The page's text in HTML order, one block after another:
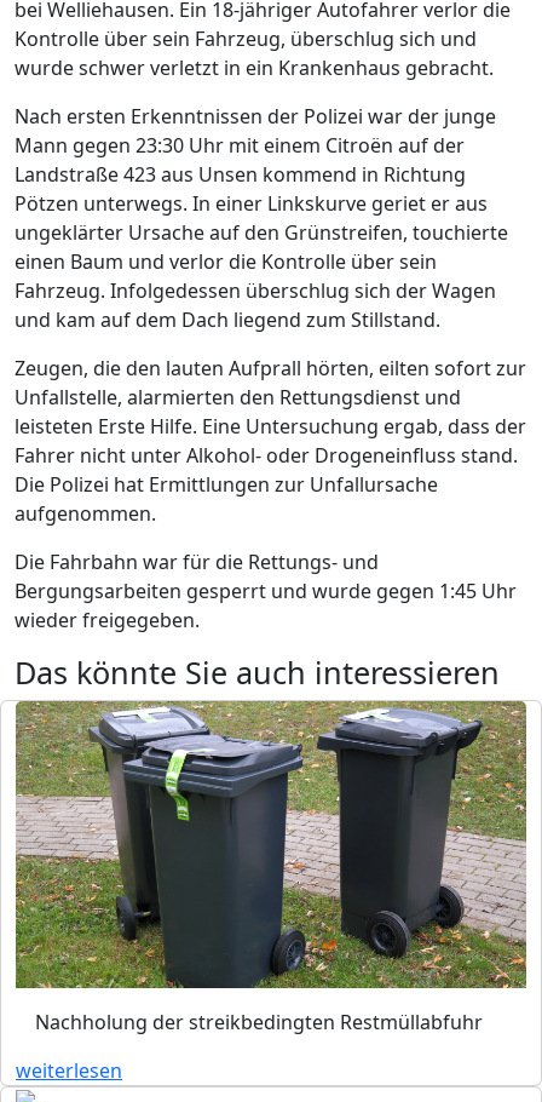
bei Welliehausen. Ein 18-jähriger Autofahrer verlor die
Kontrolle über sein Fahrzeug, überschlug sich und
wurde schwer verletzt in ein Krankenhaus gebracht.
Nach ersten Erkenntnissen der Polizei war der junge
Mann gegen 23:30 Uhr mit einem Citroën auf der
Landstraße 423 aus Unsen kommend in Richtung
Pötzen unterwegs. In einer Linkskurve geriet er aus
ungeklärter Ursache auf den Grünstreifen, touchierte
einen Baum und verlor die Kontrolle über sein
Fahrzeug. Infolgedessen überschlug sich der Wagen
und kam auf dem Dach liegend zum Stillstand.
Zeugen, die den lauten Aufprall hörten, eilten sofort zur
Unfallstelle, alarmierten den Rettungsdienst und
leisteten Erste Hilfe. Eine Untersuchung ergab, dass der
Fahrer nicht unter Alkohol- oder Drogeneinfluss stand.
Die Polizei hat Ermittlungen zur Unfallursache
aufgenommen.
Die Fahrbahn war für die Rettungs- und
Bergungsarbeiten gesperrt und wurde gegen 1:45 Uhr
wieder freigegeben.
Das könnte Sie auch interessieren
Nachholung der streikbedingten Restmüllabfuhr
weiterlesen